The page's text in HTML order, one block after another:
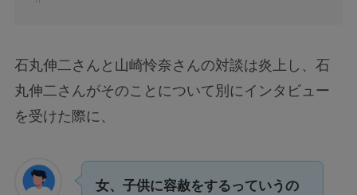
石丸伸二さんと山崎怜奈さんの対談は炎上し、石
丸伸二さんがそのことについて別にインタビュー
を受けた際に、
女、子供に容赦をするっていうの